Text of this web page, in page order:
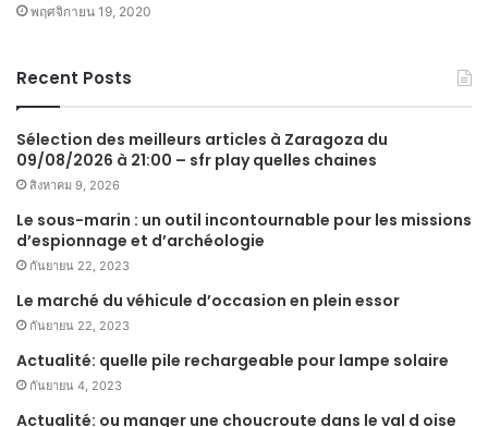
พฤศจิกายน 19, 2020
Recent Posts
Sélection des meilleurs articles à Zaragoza du
09/08/2026 à 21:00 – sfr play quelles chaines
สิงหาคม 9, 2026
Le sous-marin : un outil incontournable pour les missions
d’espionnage et d’archéologie
กันยายน 22, 2023
Le marché du véhicule d’occasion en plein essor
กันยายน 22, 2023
Actualité: quelle pile rechargeable pour lampe solaire
กันยายน 4, 2023
Actualité: ou manger une choucroute dans le val d oise